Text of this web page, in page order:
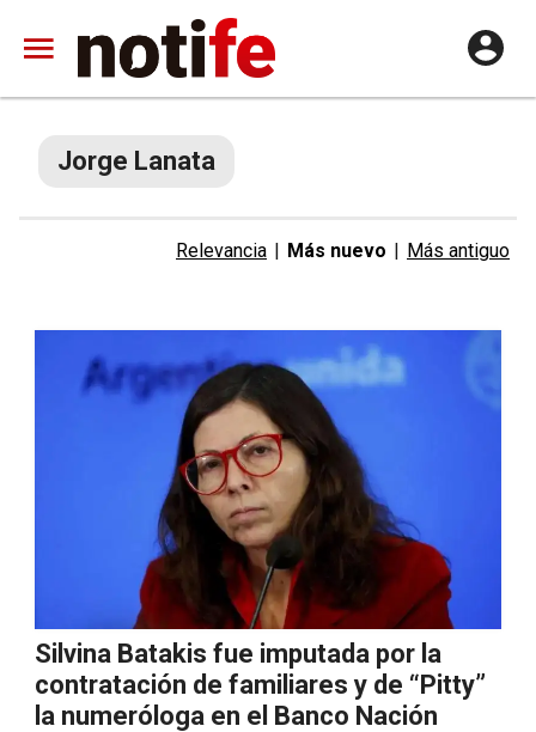
Jorge Lanata
Relevancia | Más nuevo | Más antiguo
Silvina Batakis fue imputada por la
contratación de familiares y de “Pitty”
la numeróloga en el Banco Nación